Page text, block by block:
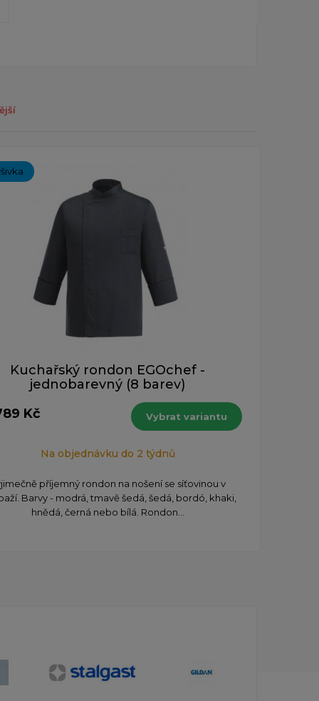
Kuchařský rondon EGOchef -
jednobarevný (8 barev)
Kč
Vybrat variantu
Na objednávku do 2 týdnů
příjemný rondon na nošení se síťovinou v
Barvy - modrá, tmavě šedá, šedá, bordó, khaki,
hnědá, černá nebo bílá. Rondon...